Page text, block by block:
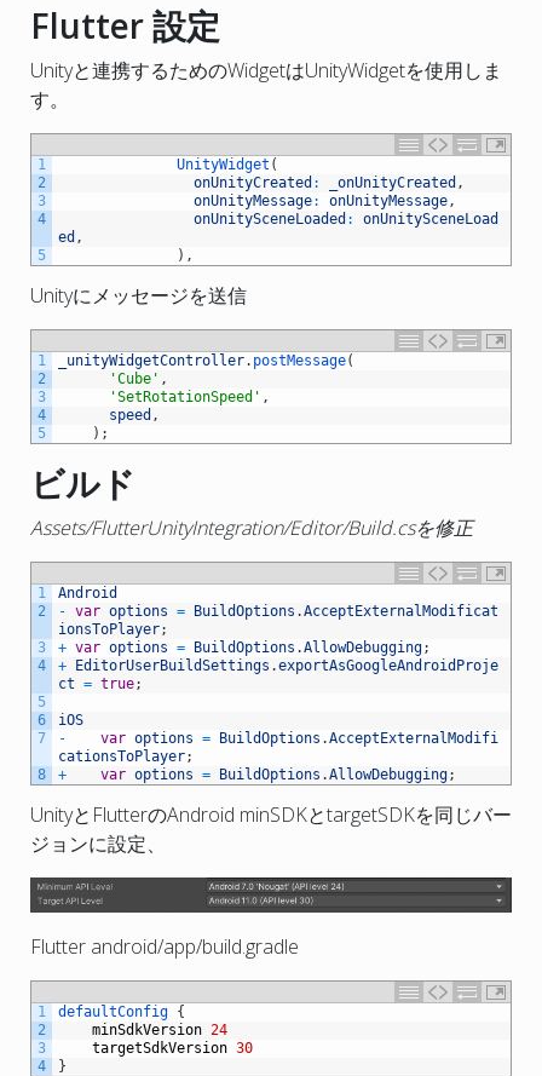
Flutter 設定
Unityと連携するためのWidgetはUnityWidgetを使用しま
す。
1
2
3
4
5
UnityWidget (
onUnityCreated : _onUnityCreated ,
onUnityMessage: onUnityMessage ,
onUnitySceneLoaded :
onUnitySceneLoad
ed ,
) ,
Unityにメッセージを送信
1
2
3
4
5
_unityWidgetController. postMessage(
'Cube' ,
'SetRotationSpeed' ,
speed ,
) ;
ビルド
Assets/FlutterUnityIntegration/Editor/Build.csを修正
1
2
3
4
5
6
7
8
Android
- var options = BuildOptions .AcceptExternalModificat
ionsToPlayer;
+ var options = BuildOptions .AllowDebugging;
+ EditorUserBuildSettings .exportAsGoogleAndroidProje
ct = true;
iOS
-
var options = BuildOptions .AcceptExternalModifi
cationsToPlayer;
+
var options = BuildOptions .AllowDebugging;
UnityとFlutterのAndroid minSDKとtargetSDKを同じバー
ジョンに設定、
Flutter android/app/build.gradle
1
2
3
4
defaultConfig {
minSdkVersion 24
targetSdkVersion 30
}